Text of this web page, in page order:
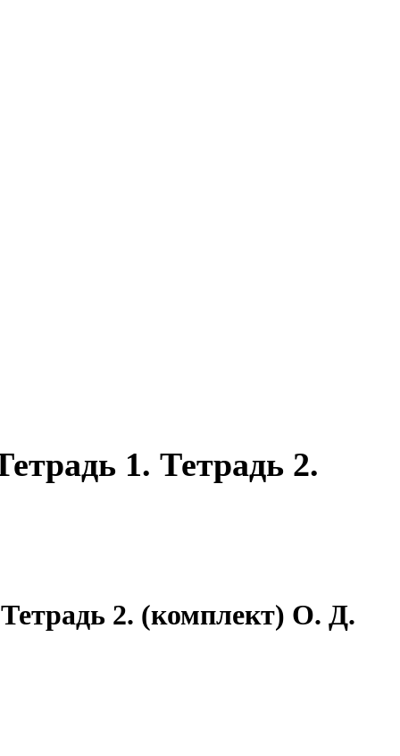
1. Тетрадь 2.
2. (комплект) О. Д.